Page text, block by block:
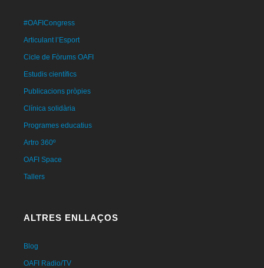
#OAFICongress
Articulant l’Esport
Cicle de Fòrums OAFI
Estudis científics
Publicacions pròpies
Clínica solidària
Programes educatius
Artro 360º
OAFI Space
Tallers
ALTRES ENLLAÇOS
Blog
OAFI Radio/TV